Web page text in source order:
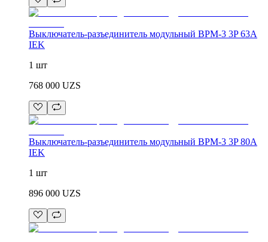
Выключатель-разъединитель модульный ВРМ-3 3P 63А
IEK
1 шт
768 000 UZS
Выключатель-разъединитель модульный ВРМ-3 3P 80А
IEK
1 шт
896 000 UZS